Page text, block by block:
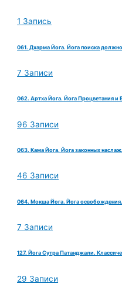
1 Запись
061. Дхарма Йога. Йога поиска
7 Записи
062. Артха Йога. Йога Процветания и
96 Записи
063. Кама Йога. Йога законных
46 Записи
064. Мокша Йога. Йога освобождения.
7 Записи
127. Йога Сутра Патанджали.
29 Записи